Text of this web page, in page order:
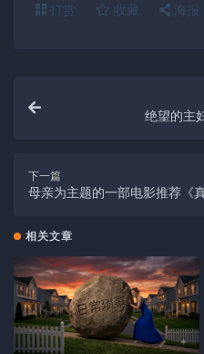
打赏 收藏 海报
绝望的主
下一篇
母亲为主题的一部电影推荐《
相关文章